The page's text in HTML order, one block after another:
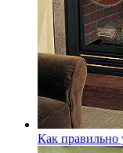
Как правильно